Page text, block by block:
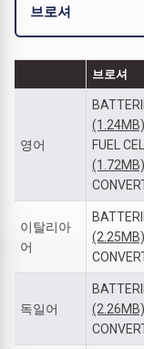
브로셔
브로셔
영어
(1.24MB)
FUEL
(1.72MB)
이탈리아
어
(2.25MB)
독일어
(2.26MB)